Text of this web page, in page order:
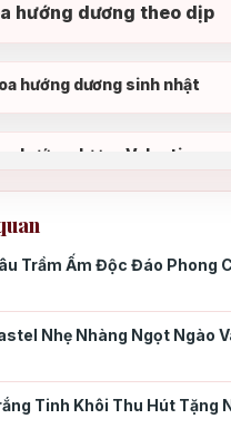
hướng dương theo dịp
hướng dương sinh nhật
hướng dương Valentine
hướng dương 20/10
Trầm Ấm Độc Đáo Phong
Nhẹ Nhàng Ngọt Ngào
Tinh Khôi Thu Hút Tặng